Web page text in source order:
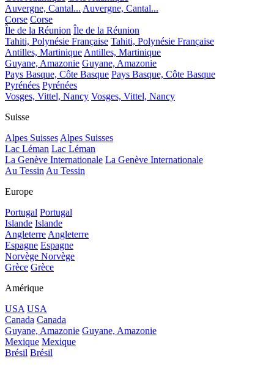
Auvergne, Cantal... Auvergne, Cantal...
Corse Corse
Île de la Réunion Île de la Réunion
Tahiti, Polynésie Française Tahiti, Polynésie Française
Antilles, Martinique Antilles, Martinique
Guyane, Amazonie Guyane, Amazonie
Pays Basque, Côte Basque Pays Basque, Côte Basque
Pyrénées Pyrénées
Vosges, Vittel, Nancy Vosges, Vittel, Nancy
Suisse
Alpes Suisses Alpes Suisses
Lac Léman Lac Léman
La Genève Internationale La Genève Internationale
Au Tessin Au Tessin
Europe
Portugal Portugal
Islande Islande
Angleterre Angleterre
Espagne Espagne
Norvège Norvège
Grèce Grèce
Amérique
USA USA
Canada Canada
Guyane, Amazonie Guyane, Amazonie
Mexique Mexique
Brésil Brésil